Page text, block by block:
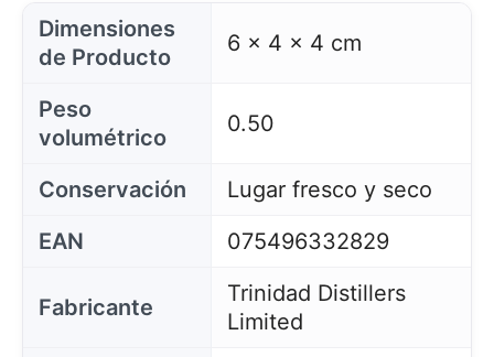
Dimensiones
de Producto
6 x 4 x 4 cm
Peso
volumétrico
0.50
Conservación
Lugar fresco y seco
EAN
075496332829
Fabricante
Trinidad Distillers
Limited